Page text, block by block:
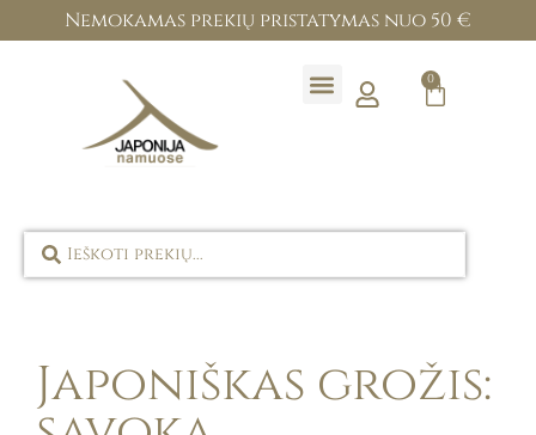
Nemokamas prekių pristatymas nuo 50 €
0
Japoniškas grožis: